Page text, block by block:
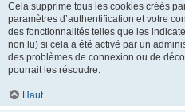
Cela supprime tous les cookies créés
paramètres d’authentification et votre
des fonctionnalités telles que les
non lu) si cela a été activé par un
des problèmes de connexion ou de
pourrait les résoudre.
Haut